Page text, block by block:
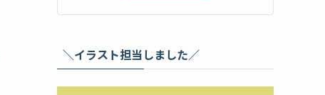
＼イラスト担当しました／